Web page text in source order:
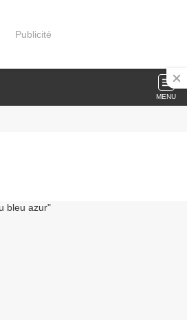
Publicité
MENU